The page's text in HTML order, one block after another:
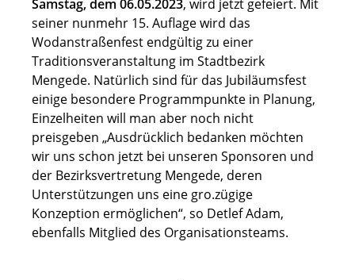
Samstag, dem 06.05.2023, wird jetzt gefeiert. Mit
seiner nunmehr 15. Auflage wird das
Wodanstraßenfest endgültig zu einer
Traditionsveranstaltung im Stadtbezirk
Mengede. Natürlich sind für das Jubiläumsfest
einige besondere Programmpunkte in Planung,
Einzelheiten will man aber noch nicht
preisgeben „Ausdrücklich bedanken möchten
wir uns schon jetzt bei unseren Sponsoren und
der Bezirksvertretung Mengede, deren
Unterstützungen uns eine gro.zügige
Konzeption ermöglichen“, so Detlef Adam,
ebenfalls Mitglied des Organisationsteams.